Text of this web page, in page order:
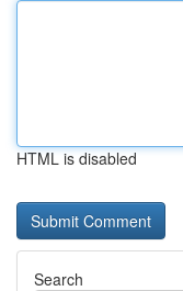
HTML is disabled
Search